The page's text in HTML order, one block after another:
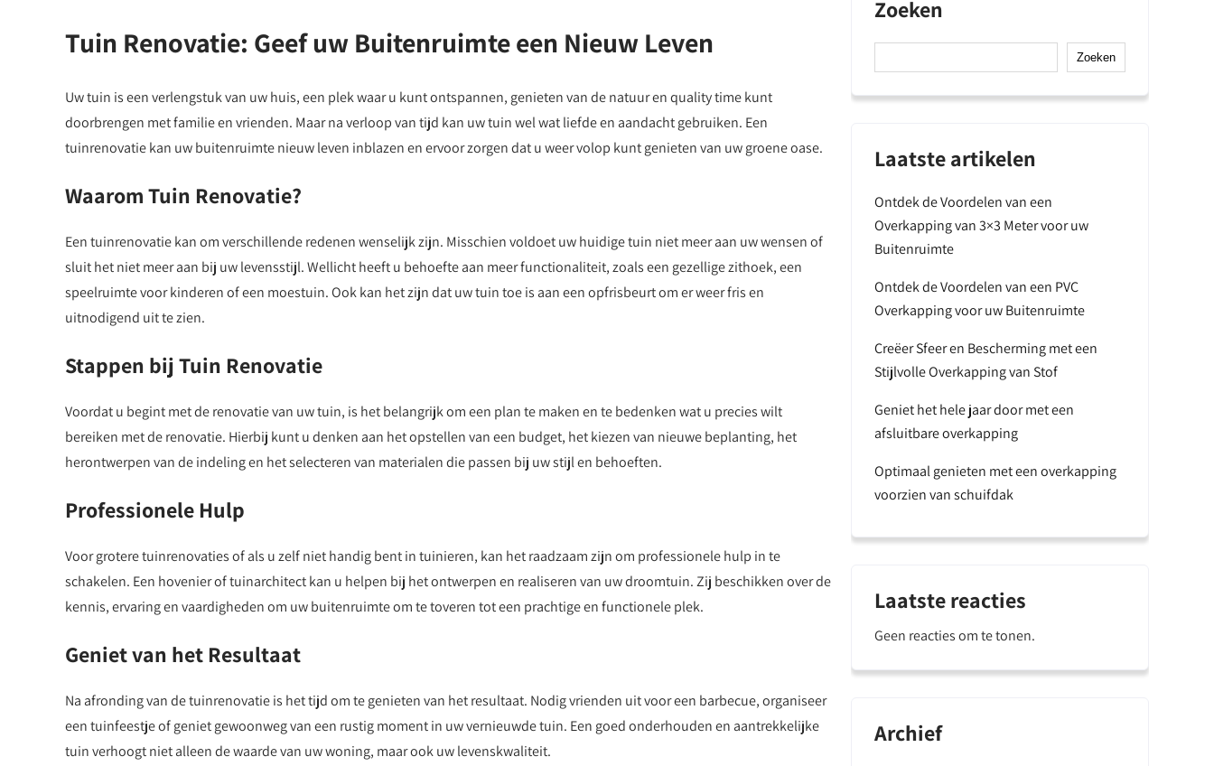
Tuin Renovatie: Geef uw Buitenruimte een Nieuw Leven
Uw tuin is een verlengstuk van uw huis, een plek waar u kunt ontspannen, genieten van de natuur en quality time kunt
doorbrengen met familie en vrienden. Maar na verloop van tijd kan uw tuin wel wat liefde en aandacht gebruiken. Een
tuinrenovatie kan uw buitenruimte nieuw leven inblazen en ervoor zorgen dat u weer volop kunt genieten van uw groene oase.
Waarom Tuin Renovatie?
Een tuinrenovatie kan om verschillende redenen wenselijk zijn. Misschien voldoet uw huidige tuin niet meer aan uw wensen of
sluit het niet meer aan bij uw levensstijl. Wellicht heeft u behoefte aan meer functionaliteit, zoals een gezellige zithoek, een
speelruimte voor kinderen of een moestuin. Ook kan het zijn dat uw tuin toe is aan een opfrisbeurt om er weer fris en
uitnodigend uit te zien.
Stappen bij Tuin Renovatie
Voordat u begint met de renovatie van uw tuin, is het belangrijk om een plan te maken en te bedenken wat u precies wilt
bereiken met de renovatie. Hierbij kunt u denken aan het opstellen van een budget, het kiezen van nieuwe beplanting, het
herontwerpen van de indeling en het selecteren van materialen die passen bij uw stijl en behoeften.
Professionele Hulp
Voor grotere tuinrenovaties of als u zelf niet handig bent in tuinieren, kan het raadzaam zijn om professionele hulp in te
schakelen. Een hovenier of tuinarchitect kan u helpen bij het ontwerpen en realiseren van uw droomtuin. Zij beschikken over de
kennis, ervaring en vaardigheden om uw buitenruimte om te toveren tot een prachtige en functionele plek.
Geniet van het Resultaat
Na afronding van de tuinrenovatie is het tijd om te genieten van het resultaat. Nodig vrienden uit voor een barbecue, organiseer
een tuinfeestje of geniet gewoonweg van een rustig moment in uw vernieuwde tuin. Een goed onderhouden en aantrekkelijke
tuin verhoogt niet alleen de waarde van uw woning, maar ook uw levenskwaliteit.
Zoeken
Zoeken
Laatste artikelen
Ontdek de Voordelen van een
Overkapping van 3×3 Meter voor uw
Buitenruimte
Ontdek de Voordelen van een PVC
Overkapping voor uw Buitenruimte
Creëer Sfeer en Bescherming met een
Stijlvolle Overkapping van Stof
Geniet het hele jaar door met een
afsluitbare overkapping
Optimaal genieten met een overkapping
voorzien van schuifdak
Laatste reacties
Geen reacties om te tonen.
Archief